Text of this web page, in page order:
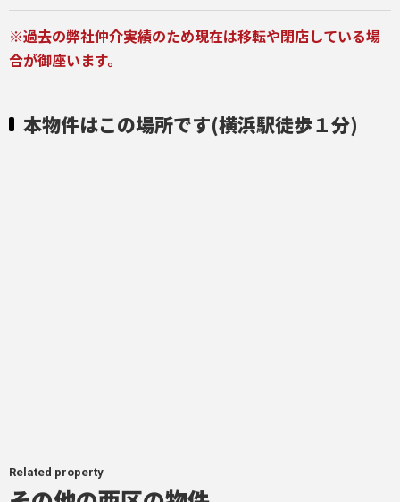
※過去の弊社仲介実績のため現在は移転や閉店している場
合が御座います。
本物件はこの場所です(横浜駅徒歩１分)
Related property